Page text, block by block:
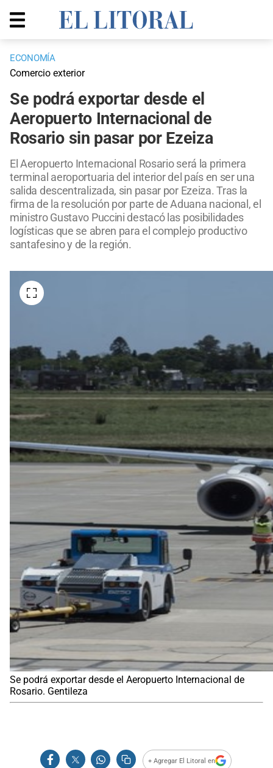
ECONOMÍA
Comercio exterior
Se podrá exportar desde el
Aeropuerto Internacional de
Rosario sin pasar por Ezeiza
El Aeropuerto Internacional Rosario será la primera
terminal aeroportuaria del interior del país en ser una
salida descentralizada, sin pasar por Ezeiza. Tras la
firma de la resolución por parte de Aduana nacional, el
ministro Gustavo Puccini destacó las posibilidades
logísticas que se abren para el complejo productivo
santafesino y de la región.
Se podrá exportar desde el Aeropuerto Internacional de
Rosario. Gentileza
+ Agregar El Litoral en